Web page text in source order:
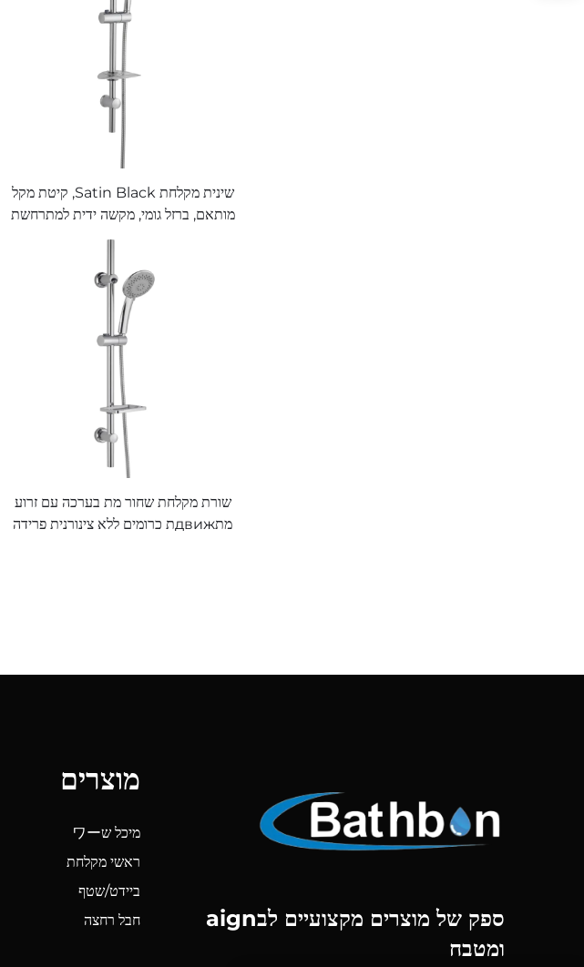
שינית מקלחת Satin Black, קיטת מקל
מותאם, ברזל גומי, מקשה ידית למתרחשת
שורת מקלחת שחור מת בערכה עם זרוע
מתдвижת כרומים ללא צינורנית פרידה
ספק של מוצרים מקצועיים לבaign
ומטבח
מוצרים
מיכל שワー
ראשי מקלחת
ביידט/שטף
חבל רחצה